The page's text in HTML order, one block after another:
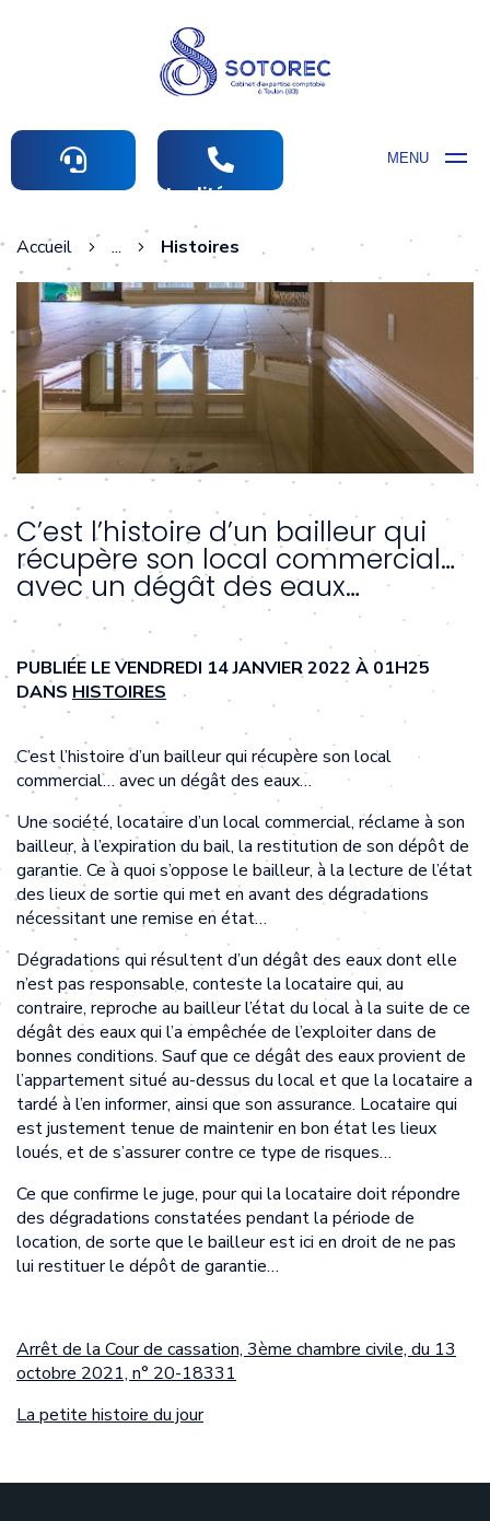
MENU
Actualités comptables
Accueil ... Histoires
C’est l’histoire d’un bailleur qui
récupère son local commercial…
avec un dégât des eaux…
PUBLIÉE LE VENDREDI 14 JANVIER 2022 À 01H25
DANS HISTOIRES
C’est l’histoire d’un bailleur qui récupère son local
commercial… avec un dégât des eaux…
Une société, locataire d’un local commercial, réclame à son
bailleur, à l’expiration du bail, la restitution de son dépôt de
garantie. Ce à quoi s’oppose le bailleur, à la lecture de l’état
des lieux de sortie qui met en avant des dégradations
nécessitant une remise en état…
Dégradations qui résultent d’un dégât des eaux dont elle
n’est pas responsable, conteste la locataire qui, au
contraire, reproche au bailleur l’état du local à la suite de ce
dégât des eaux qui l’a empêchée de l’exploiter dans de
bonnes conditions. Sauf que ce dégât des eaux provient de
l’appartement situé au-dessus du local et que la locataire a
tardé à l’en informer, ainsi que son assurance. Locataire qui
est justement tenue de maintenir en bon état les lieux
loués, et de s’assurer contre ce type de risques…
Ce que confirme le juge, pour qui la locataire doit répondre
des dégradations constatées pendant la période de
location, de sorte que le bailleur est ici en droit de ne pas
lui restituer le dépôt de garantie…
Arrêt de la Cour de cassation, 3ème chambre civile, du 13
octobre 2021, n° 20-18331
La petite histoire du jour